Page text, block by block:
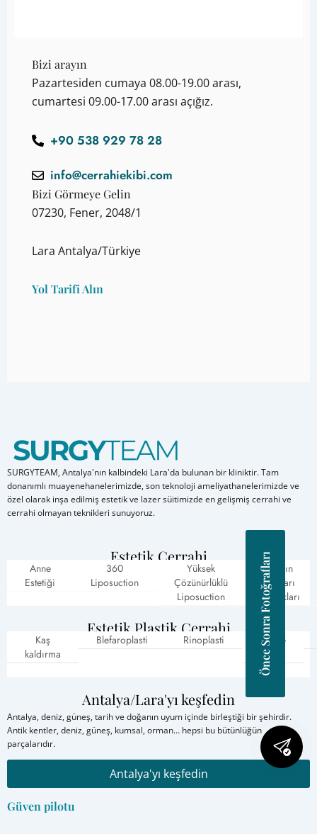
Bizi arayın
Pazartesiden cumaya 08.00-19.00 arası,
cumartesi 09.00-17.00 arası açığız.
+90 538 929 78 28
info@cerrahiekibi.com
Bizi Görmeye Gelin
07230, Fener, 2048/1
Lara Antalya/Türkiye
Yol Tarifi Alın
SURGYTEAM, Antalya'nın kalbindeki Lara'da bulunan bir kliniktir. Tam
donanımlı muayenehanelerimizde, son teknoloji ameliyathanelerimizde ve
özel olarak inşa edilmiş estetik ve lazer süitimizde en gelişmiş cerrahi ve
cerrahi olmayan teknikleri sunuyoruz.
Estetik Cerrahi
Anne
Estetiği
360
Liposuction
Yüksek
Çözünürlüklü
Liposuction
Karın
kasları
çatlakları
Estetik Plastik Cerrahi
Kaş
kaldırma
Blefaroplasti Rinoplasti
Kepçe
kulak
Antalya/Lara'yı keşfedin
Antalya, deniz, güneş, tarih ve doğanın uyum içinde birleştiği bir şehirdir.
Antik kentler, deniz, güneş, kumsal, orman… hepsi bu bütünlüğün
parçalarıdır.
Antalya'yı keşfedin
Güven pilotu
Önce Sonra Fotoğrafları